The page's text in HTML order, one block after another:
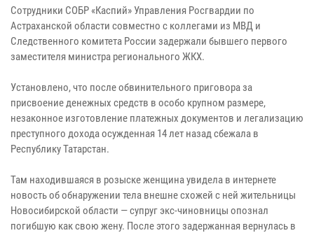
Сотрудники СОБР «Каспий» Управления Росгвардии по
Астраханской области совместно с коллегами из МВД и
Следственного комитета России задержали бывшего первого
заместителя министра регионального ЖКХ.
Установлено, что после обвинительного приговора за
присвоение денежных средств в особо крупном размере,
незаконное изготовление платежных документов и легализацию
преступного дохода осужденная 14 лет назад сбежала в
Республику Татарстан.
Там находившаяся в розыске женщина увидела в интернете
новость об обнаружении тела внешне схожей с ней жительницы
Новосибирской области — супруг экс-чиновницы опознал
погибшую как свою жену. После этого задержанная вернулась в